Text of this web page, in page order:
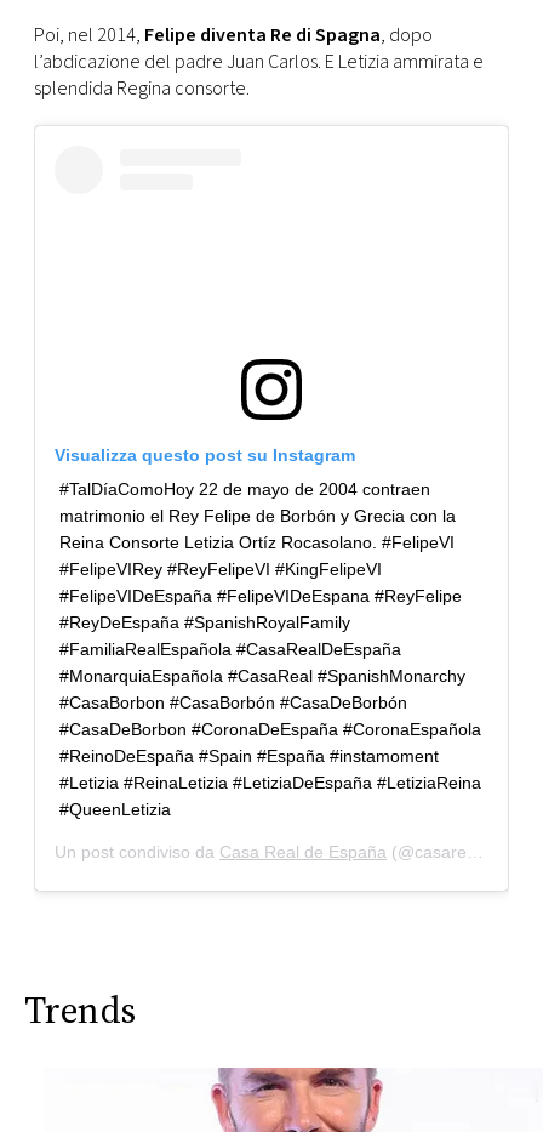
Poi, nel 2014, Felipe diventa Re di Spagna, dopo
l’abdicazione del padre Juan Carlos. E Letizia ammirata e
splendida Regina consorte.
Visualizza questo post su Instagram
#TalDíaComoHoy 22 de mayo de 2004 contraen
matrimonio el Rey Felipe de Borbón y Grecia con la
Reina Consorte Letizia Ortíz Rocasolano. #FelipeVI
#FelipeVIRey #ReyFelipeVI #KingFelipeVI
#FelipeVIDeEspaña #FelipeVIDeEspana #ReyFelipe
#ReyDeEspaña #SpanishRoyalFamily
#FamiliaRealEspañola #CasaRealDeEspaña
#MonarquiaEspañola #CasaReal #SpanishMonarchy
#CasaBorbon #CasaBorbón #CasaDeBorbón
#CasaDeBorbon #CoronaDeEspaña #CoronaEspañola
#ReinoDeEspaña #Spain #España #instamoment
#Letizia #ReinaLetizia #LetiziaDeEspaña #LetiziaReina
#QueenLetizia
Un post condiviso da Casa Real de España (@casarealdeespana) in data:
Trends